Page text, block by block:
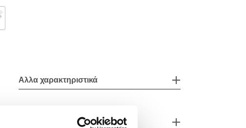
Αλλα χαρακτηριστικά